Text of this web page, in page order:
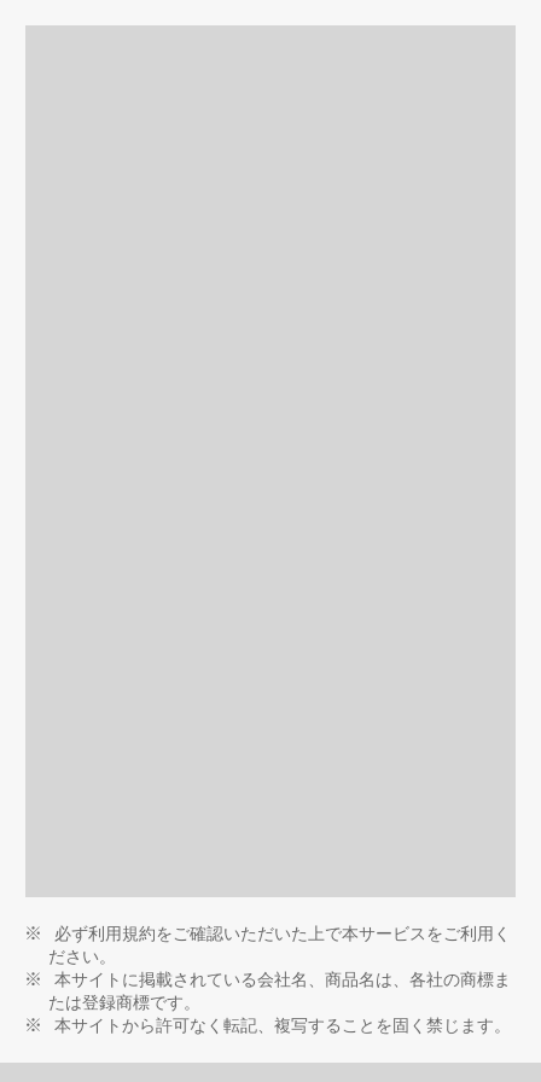
必ず利用規約をご確認いただいた上で本サービスをご利用く
ださい。
本サイトに掲載されている会社名、商品名は、各社の商標ま
たは登録商標です。
本サイトから許可なく転記、複写することを固く禁じます。